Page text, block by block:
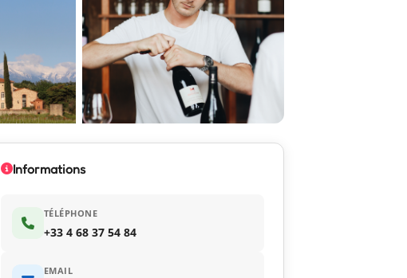
Informations
TÉLÉPHONE
+33 4 68 37 54 84
EMAIL